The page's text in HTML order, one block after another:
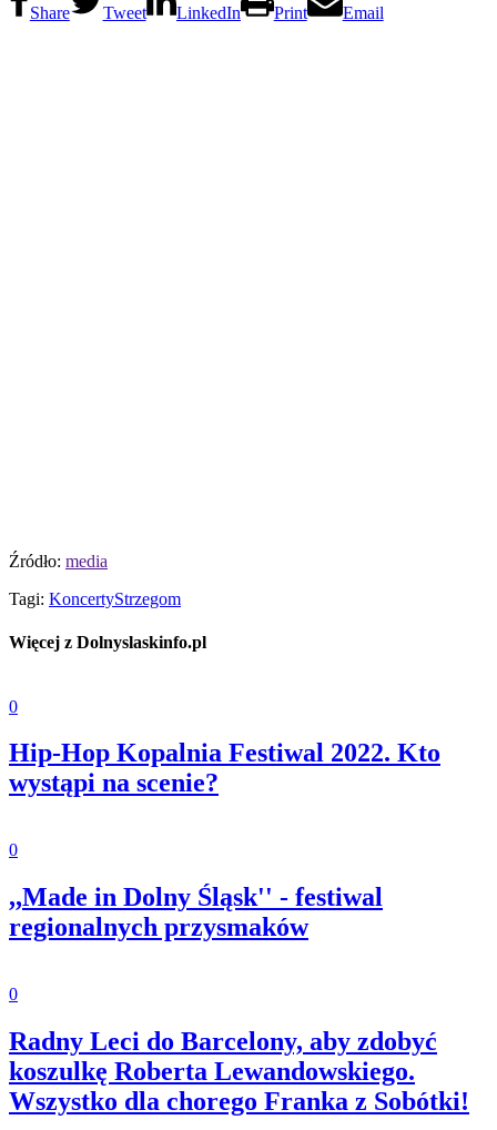
Share Tweet LinkedIn Print Email
Źródło: media
Tagi: KoncertyStrzegom
Więcej z Dolnyslaskinfo.pl
0
Hip-Hop Kopalnia Festiwal 2022. Kto
wystąpi na scenie?
0
,,Made in Dolny Śląsk'' - festiwal
regionalnych przysmaków
0
Radny Leci do Barcelony, aby zdobyć
koszulkę Roberta Lewandowskiego.
Wszystko dla chorego Franka z Sobótki!